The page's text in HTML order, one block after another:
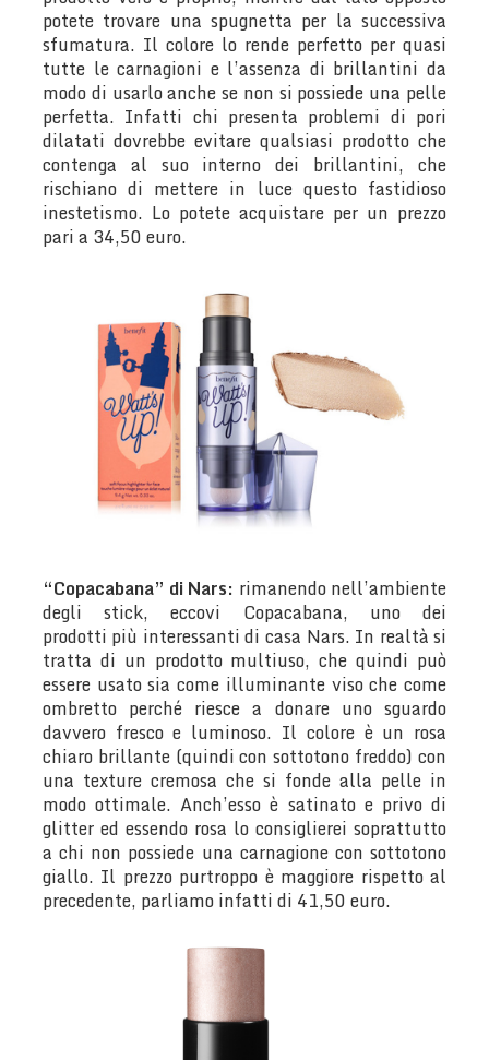
potete trovare una spugnetta per la successiva
sfumatura. Il colore lo rende perfetto per quasi
tutte le carnagioni e l’assenza di brillantini da
modo di usarlo anche se non si possiede una pelle
perfetta. Infatti chi presenta problemi di pori
dilatati dovrebbe evitare qualsiasi prodotto che
contenga al suo interno dei brillantini, che
rischiano di mettere in luce questo fastidioso
inestetismo. Lo potete acquistare per un prezzo
pari a 34,50 euro.
“Copacabana” di Nars: rimanendo nell’ambiente
degli stick, eccovi Copacabana, uno dei
prodotti più interessanti di casa Nars. In realtà si
tratta di un prodotto multiuso, che quindi può
essere usato sia come illuminante viso che come
ombretto perché riesce a donare uno sguardo
davvero fresco e luminoso. Il colore è un rosa
chiaro brillante (quindi con sottotono freddo) con
una texture cremosa che si fonde alla pelle in
modo ottimale. Anch’esso è satinato e privo di
glitter ed essendo rosa lo consiglierei soprattutto
a chi non possiede una carnagione con sottotono
giallo. Il prezzo purtroppo è maggiore rispetto al
precedente, parliamo infatti di 41,50 euro.